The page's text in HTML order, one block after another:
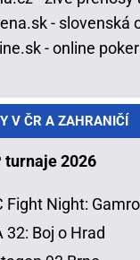
- slovenská
- online
V ČR A ZAHRANIČÍ
turnaje 2026
Fight Night:
32: Boj o Hrad